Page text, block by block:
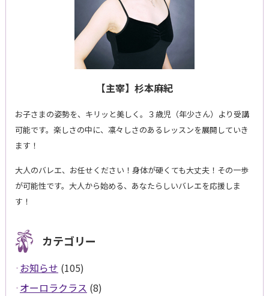
【主宰】杉本麻紀
お子さまの姿勢を、キリッと美しく。３歳児（年少さん）より受講
可能です。楽しさの中に、凛々しさのあるレッスンを展開していき
ます！
大人のバレエ、お任せください！身体が硬くても大丈夫！その一歩
が可能性です。大人から始める、あなたらしいバレエを応援しま
す！
カテゴリー
お知らせ (105)
オーロラクラス (8)